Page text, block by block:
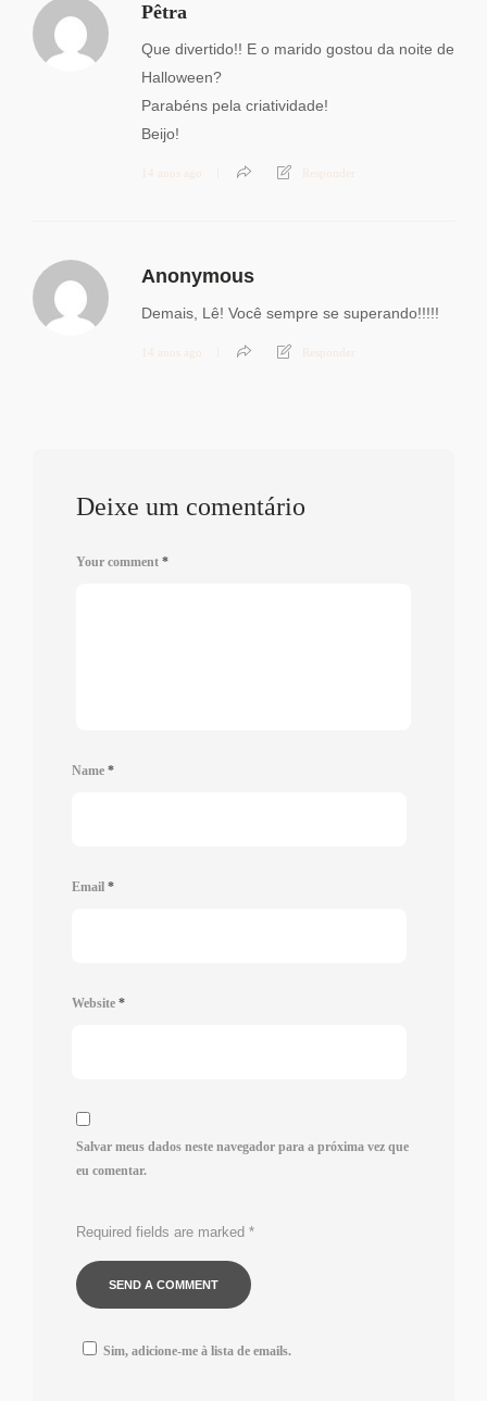
Pêtra
Que divertido!! E o marido gostou da noite de
Halloween?
Parabéns pela criatividade!
Beijo!
14 anos ago Responder
Anonymous
Demais, Lê! Você sempre se superando!!!!!
14 anos ago Responder
Deixe um comentário
Your comment *
Name *
Email *
Website *
Salvar meus dados neste navegador para a próxima vez que
eu comentar.
Required fields are marked *
Sim, adicione-me à lista de emails.